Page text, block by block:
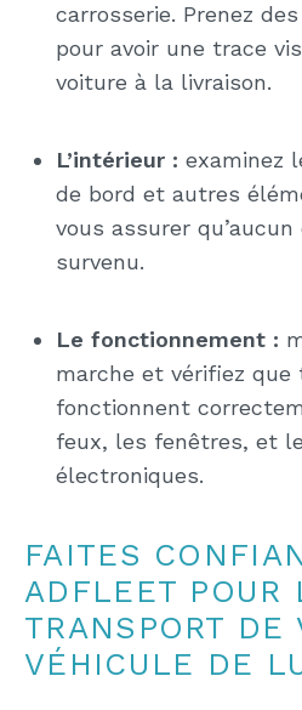
carrosserie. Prenez
pour avoir une trace
voiture à la livraison.
L’intérieur : examinez
de bord et autres
vous assurer qu’aucun
survenu.
Le fonctionnement :
marche et vérifiez
fonctionnent
feux, les fenêtres, et
électroniques.
FAITES
ADFLEET POUR
TRANSPORT DE
VÉHICULE DE